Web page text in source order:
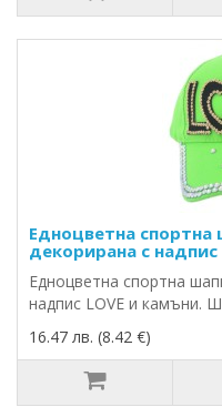
Едноцветна спортна
декорирана с надпис
Едноцветна спортна
надпис LOVE и камъни.
16.47 лв. (8.42 €)